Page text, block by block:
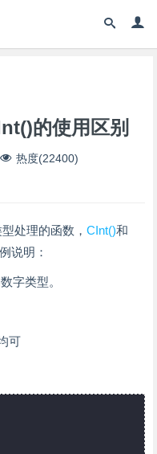
的使用区别
热度(22400)
处理的函数， CInt()和
说明：
字类型。
可